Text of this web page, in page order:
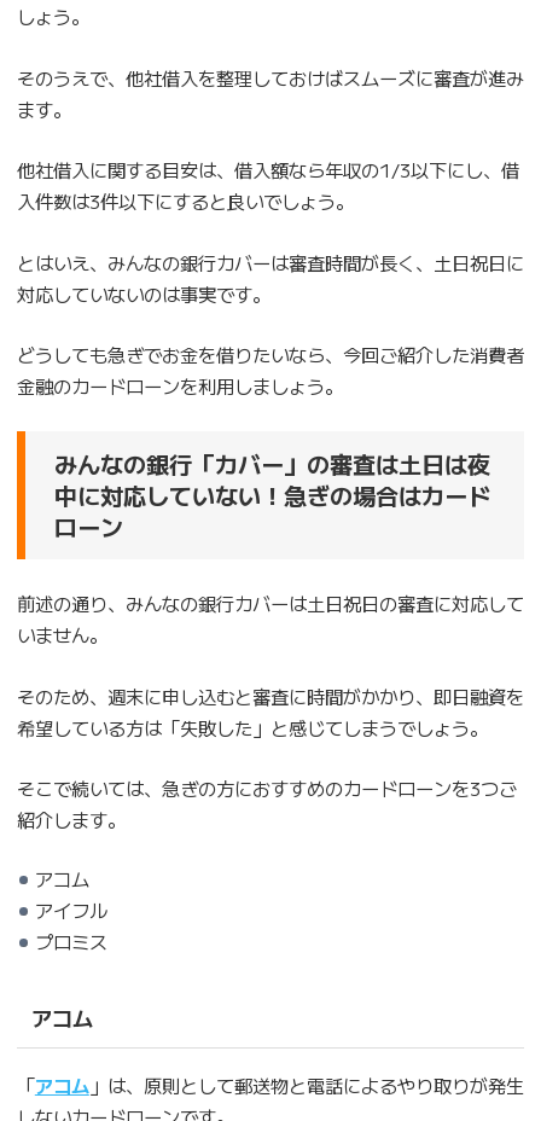
しょう。
そのうえで、他社借入を整理しておけばスムーズに審査が進み
ます。
他社借入に関する目安は、借入額なら年収の1/3以下にし、借
入件数は3件以下にすると良いでしょう。
とはいえ、みんなの銀行カバーは審査時間が長く、土日祝日に
対応していないのは事実です。
どうしても急ぎでお金を借りたいなら、今回ご紹介した消費者
金融のカードローンを利用しましょう。
みんなの銀行「カバー」の審査は土日は夜
中に対応していない！急ぎの場合はカード
ローン
前述の通り、みんなの銀行カバーは土日祝日の審査に対応して
いません。
そのため、週末に申し込むと審査に時間がかかり、即日融資を
希望している方は「失敗した」と感じてしまうでしょう。
そこで続いては、急ぎの方におすすめのカードローンを3つご
紹介します。
アコム
アイフル
プロミス
アコム
「アコム」は、原則として郵送物と電話によるやり取りが発生